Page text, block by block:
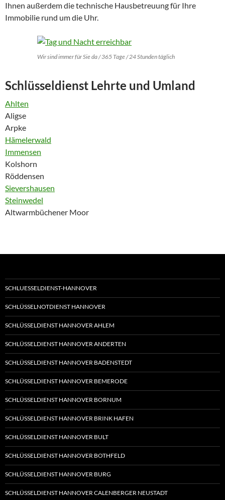
Ihnen außerdem die technische Hausbetreuung für Ihre
Immobilie rund um die Uhr.
Wir sind immer für Sie da / 365 Tage / 24 Stunden täglich
Schlüsseldienst Lehrte und Umland
Ahlten
Aligse
Arpke
Hämelerwald
Immensen
Kolshorn
Röddensen
Sievershausen
Steinwedel
Altwarmbüchener Moor
SCHLUESSELDIENST-HANNOVER
SCHLÜSSELNOTDIENST HANNOVER
SCHLÜSSELDIENST HANNOVER AHLEM
SCHLÜSSELDIENST HANNOVER ANDERTEN
SCHLÜSSELDIENST HANNOVER BADENSTEDT
SCHLÜSSELDIENST HANNOVER BEMERODE
SCHLÜSSELDIENST HANNOVER BORNUM
SCHLÜSSELDIENST HANNOVER BRINK HAFEN
SCHLÜSSELDIENST HANNOVER BULT
SCHLÜSSELDIENST HANNOVER BOTHFELD
SCHLÜSSELDIENST HANNOVER BURG
SCHLÜSSELDIENST HANNOVER CALENBERGER NEUSTADT